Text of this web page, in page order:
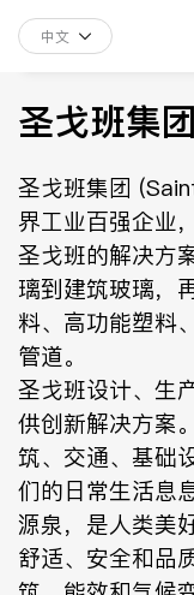
中文
圣戈班集团
圣戈班集团
界工业百强企业
圣戈班的解决方
璃到建筑玻璃，
料、高功能塑料
管道。
圣戈班设计、生
供创新解决方案
筑、交通、基础
们的日常生活息
源泉，是人类美
舒适、安全和品